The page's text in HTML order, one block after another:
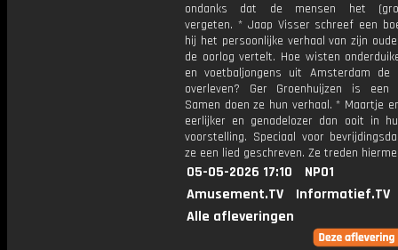
ondanks dat de mensen het
vergeten. * Jaap Visser schreef een
hij het persoonlijke verhaal van zijn
de oorlog vertelt. Hoe wisten
en voetbaljongens uit Amsterdam de
overleven? Ger Groenhuijzen is een
Samen doen ze hun verhaal. * Maartje
eerlijker en genadelozer dan ooit in
voorstelling. Speciaal voor
ze een lied geschreven. Ze treden
05-05-2026 17:10
NPO1
Amusement.TV
Informatief.TV
Alle afleveringen